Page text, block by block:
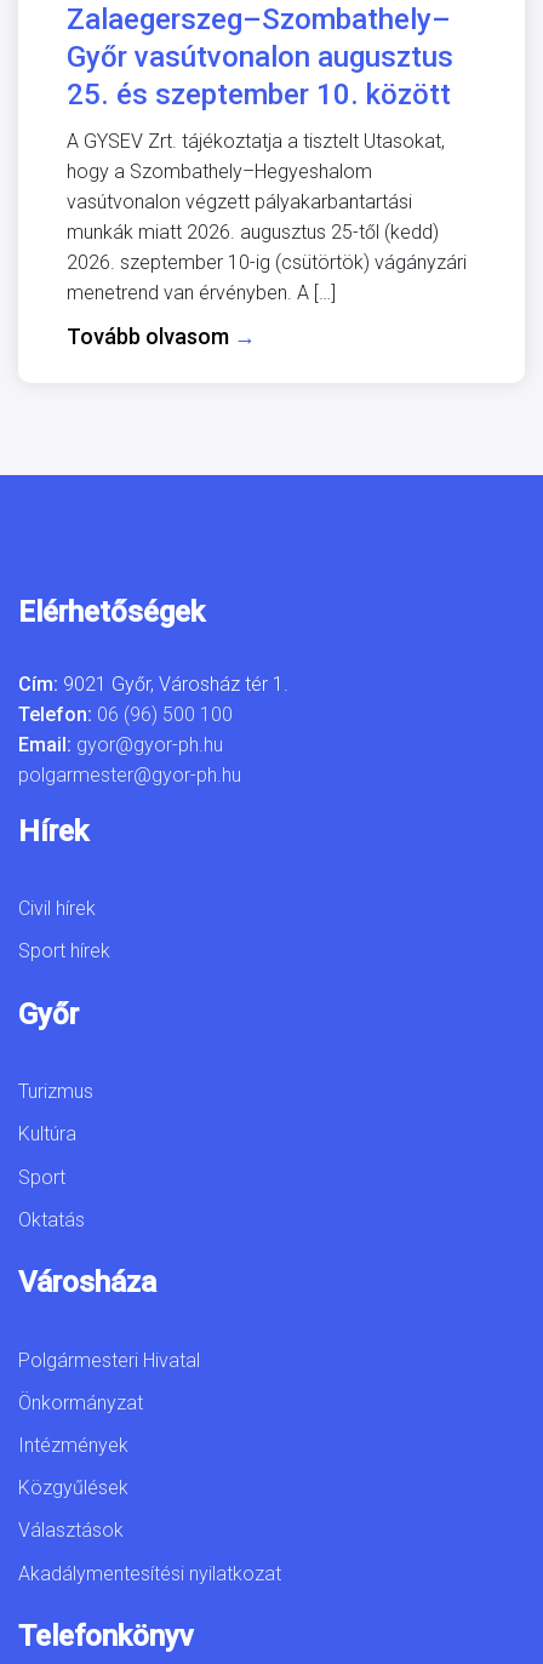
Zalaegerszeg–Szombathely–
Győr vasútvonalon augusztus
25. és szeptember 10. között
A GYSEV Zrt. tájékoztatja a tisztelt Utasokat,
hogy a Szombathely–Hegyeshalom
vasútvonalon végzett pályakarbantartási
munkák miatt 2026. augusztus 25-től (kedd)
2026. szeptember 10-ig (csütörtök) vágányzári
menetrend van érvényben. A […]
Tovább olvasom →
Elérhetőségek
Cím: 9021 Győr, Városház tér 1.
Telefon: 06 (96) 500 100
Email: gyor@gyor-ph.hu
polgarmester@gyor-ph.hu
Hírek
Civil hírek
Sport hírek
Győr
Turizmus
Kultúra
Sport
Oktatás
Városháza
Polgármesteri Hivatal
Önkormányzat
Intézmények
Közgyűlések
Választások
Akadálymentesítési nyilatkozat
Telefonkönyv